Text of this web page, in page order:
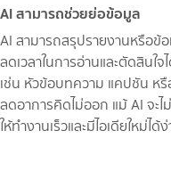
AI สามารถช่วยย่อข้อมูล
AI สามารถสรุปรายงานหรือข้
ลดเวลาในการอ่านและตัดสิน
เช่น หัวข้อบทความ แคปชัน หรื
ลดอาการคิดไม่ออก แม้ AI จะ
ให้ทำงานเร็วและมีไอเดียใหม่ได้